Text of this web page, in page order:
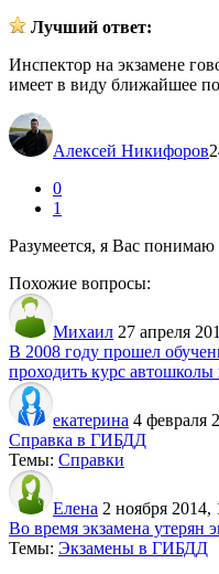
Лучший ответ:
Инспектор на экзамене
имеет в виду ближайшее
Алексей Никифоров
0
1
Разумеется, я Вас
Похожие вопросы:
Михаил 27 апреля
В 2008 году прошел
проходить курс
екатерина 4 февраля
Справка в ГИБДД
Темы: Справки
Елена 2 ноября 2014,
Во время экзамена
Темы: Экзамены в ГИБДД